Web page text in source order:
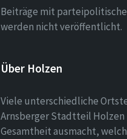
Beiträge mit
werden nicht veröffentlicht.
Über Holzen
Viele unterschiedliche
Arnsberger Stadtteil Holzen
Gesamtheit ausmacht,